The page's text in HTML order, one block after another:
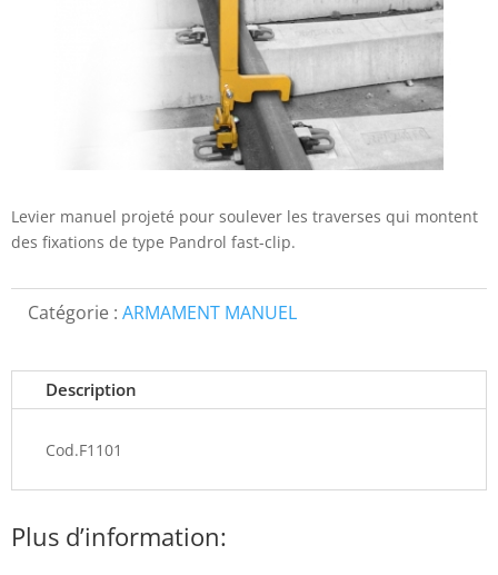
Levier manuel projeté pour soulever les traverses qui montent
des fixations de type Pandrol fast-clip.
Catégorie : ARMAMENT MANUEL
Description
Cod.F1101
Plus d’information: